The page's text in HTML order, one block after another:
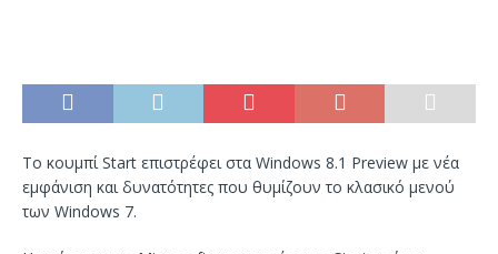
Το κουμπί Start επιστρέφει στα Windows 8.1 Preview με νέα
εμφάνιση και δυνατότητες που θυμίζουν το κλασικό μενού
των Windows 7.